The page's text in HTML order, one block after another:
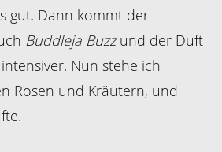
gut. Dann kommt der
Buddleja Buzzund der Duft
Nun stehe ich
Rosen und Kräutern, und